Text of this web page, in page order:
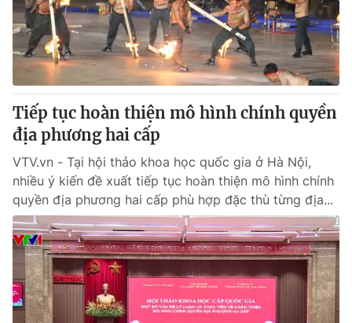
Giấy phép hoạt động báo in và báo điện tử số 483/GP-BTTTT
cấp ngày 29/12/2023
Tổng Biên tập: Vũ Thanh Thủy
Phó Tổng Biên tập:
Nguyễn Thị Mỹ Hạnh, Phạm Quốc Thắng,
Nguyễn Trọng Ninh
Tổng đài VTV:024.38 355 931 - 024.38 355 932
Ðiện thoại Thời báo VTV:024.66 897 897
toasoan@vtv.vn
Liên hệ quảng cáo:024-7300.7108
Tiếp tục hoàn thiện mô hình chính quyền
địa phương hai cấp
VTV.vn - Tại hội thảo khoa học quốc gia ở Hà Nội,
nhiều ý kiến đề xuất tiếp tục hoàn thiện mô hình chính
quyền địa phương hai cấp phù hợp đặc thù từng địa...